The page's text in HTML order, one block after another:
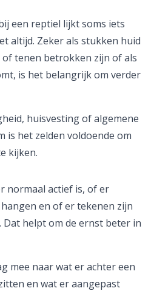
een reptiel lijkt soms iets
altijd. Zeker als stukken huid
tenen betrokken zijn of als
is het belangrijk om verder
huisvesting of algemene
is het zelden voldoende om
kijken.
normaal actief is, of er
en of er tekenen zijn
helpt om de ernst beter in
mee naar wat er achter een
en wat er aangepast